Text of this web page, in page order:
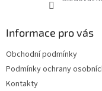
Informace pro vás
Obchodní podmínky
Podmínky ochrany
Kontakty